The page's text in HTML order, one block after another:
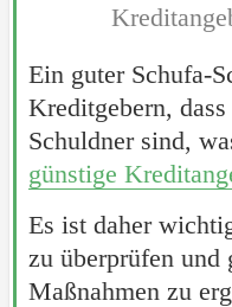
Ein guter Schufa-
Kreditgebern,
Schuldner sind,
günstige
Es ist daher
zu überprüfen und
Maßnahmen zu